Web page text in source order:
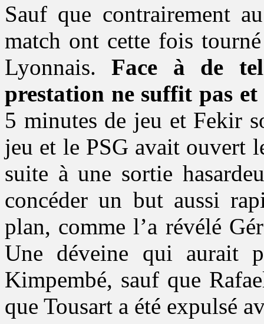
Sauf que contrairement
match ont cette fois tourné
Lyonnais.Face à de
prestation ne suffit pas
5 minutes de jeu et Fekir
jeu et le PSG avait ouvert
suite à une sortie
concéder un but aussi
plan, comme l’a révélé
Une déveine qui aurait
Kimpembé, sauf que
que Tousart a été expulsé